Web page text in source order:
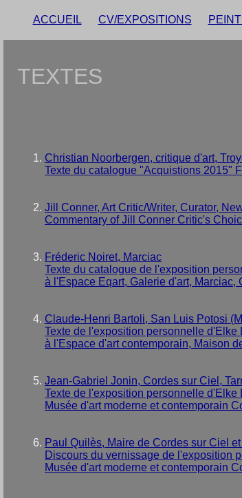
ACCUEIL CV/EXPOSITIONS
TEXTES
Christian Noorbergen, critique d'art,
Texte du catalogue "Acquistions 2015"
Jill Conner, Art Critic/Writer, Curator,
Commentary of Jill Conner Critic's
Fréderic Noiret, Marciac
Texte du catalogue de l'exposition
à l'Espace Eqart, Galerie d'art, Marciac,
Claude-Henri Bartoli, San Luis Potosi
Texte de l'exposition personnelle d'Elke
à l'Espace d'art contemporain, Maison
Jean-Gabriel Jonin, Cordes sur Ciel,
Texte de l'exposition personnelle d'Elke
Musée d'art moderne et contemporain
Paul Quilès, Maire de Cordes sur Ciel
Discours du vernissage de l'exposition
Musée d'art moderne et contemporain